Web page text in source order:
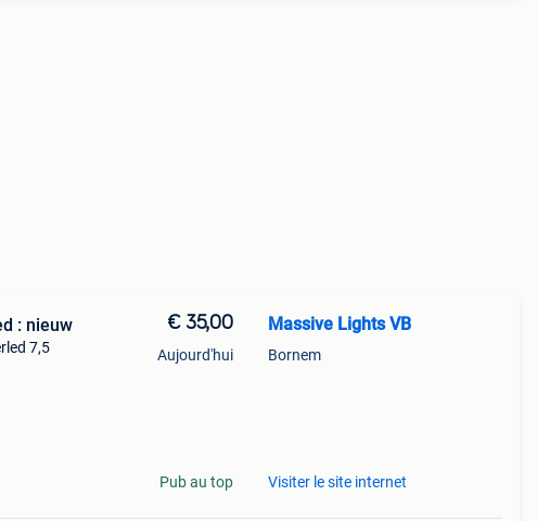
: nieuw
7,5
€ 35,00
Aujourd'hui
Pub au top
Massive Lights VB
Bornem
Visiter le site internet